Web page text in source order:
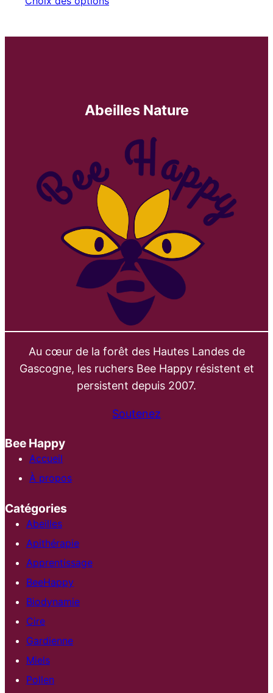
prix :
à
Abeilles Nature
Au cœur de la forêt des Hautes Landes de
Gascogne, les ruchers Bee Happy résistent et
persistent depuis 2007.
Soutenez
Bee Happy
Accueil
À propos
Catégories
Abeilles
Apithérapie
Apprentissage
BeeHappy
Biodynamie
Cire
Gardienne
Miels
Pollen